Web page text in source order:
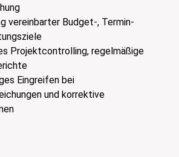
vereinbarter Budget-, Termin-
Projektcontrolling, regelmäßige
Eingreifen bei
und korrektive